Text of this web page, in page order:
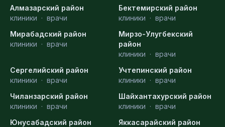
Алмазарский район
клиники · врачи
Бектемирский район
клиники · врачи
Мирабадский район
клиники · врачи
Мирзо-Улугбекский
район
клиники · врачи
Сергелийский район
клиники · врачи
Учтепинский район
клиники · врачи
Чиланзарский район
клиники · врачи
Шайхантахурский район
клиники · врачи
Юнусабадский район
Яккасарайский район